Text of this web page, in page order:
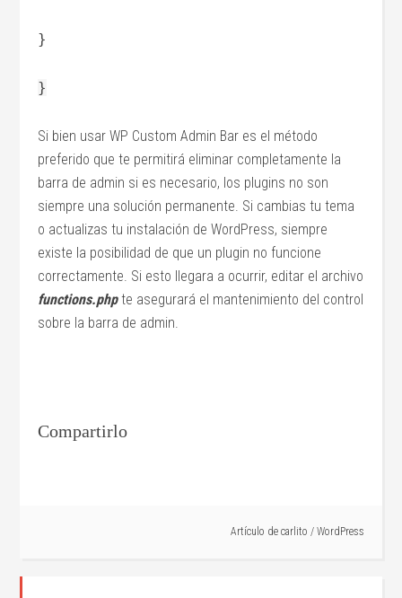
}
}
Si bien usar WP Custom Admin Bar es el método
preferido que te permitirá eliminar completamente la
barra de admin si es necesario, los plugins no son
siempre una solución permanente. Si cambias tu tema
o actualizas tu instalación de WordPress, siempre
existe la posibilidad de que un plugin no funcione
correctamente. Si esto llegara a ocurrir, editar el archivo
functions.phpte asegurará el mantenimiento del control
sobre la barra de admin.
Compartirlo
Artículo de carlito / WordPress